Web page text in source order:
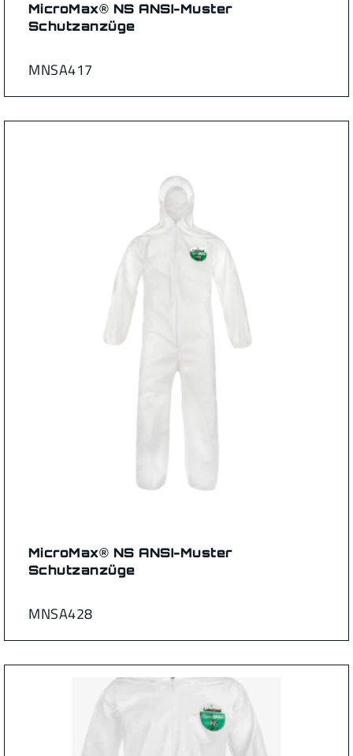
MNSA417
MicroMax® NS ANSI-Muster
Schutzanzüge
MNSA428
MicroMax® NS ANSI-Muster
Schutzanzüge